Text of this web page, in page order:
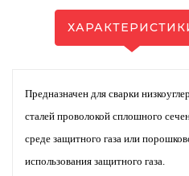
Предназначен для сварки
сталей проволокой сплошного
среде защитного газа или
использования защитного газа.